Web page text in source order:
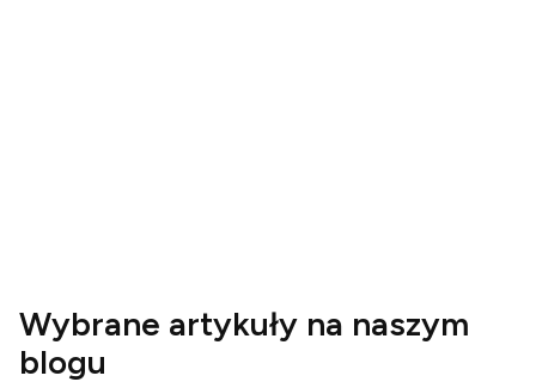
Wybrane artykuły na naszym
blogu